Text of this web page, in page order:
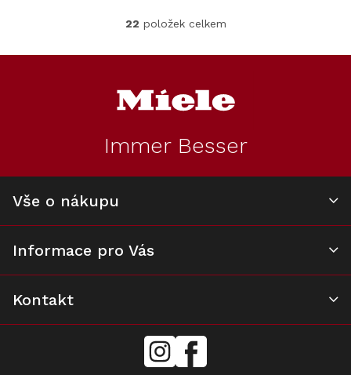
O
l
a
p
v
v
22 položek celkem
Immer Besser
Vše o nákupu
Informace pro Vás
Kontakt
mielecentervlasek
Miele
Center